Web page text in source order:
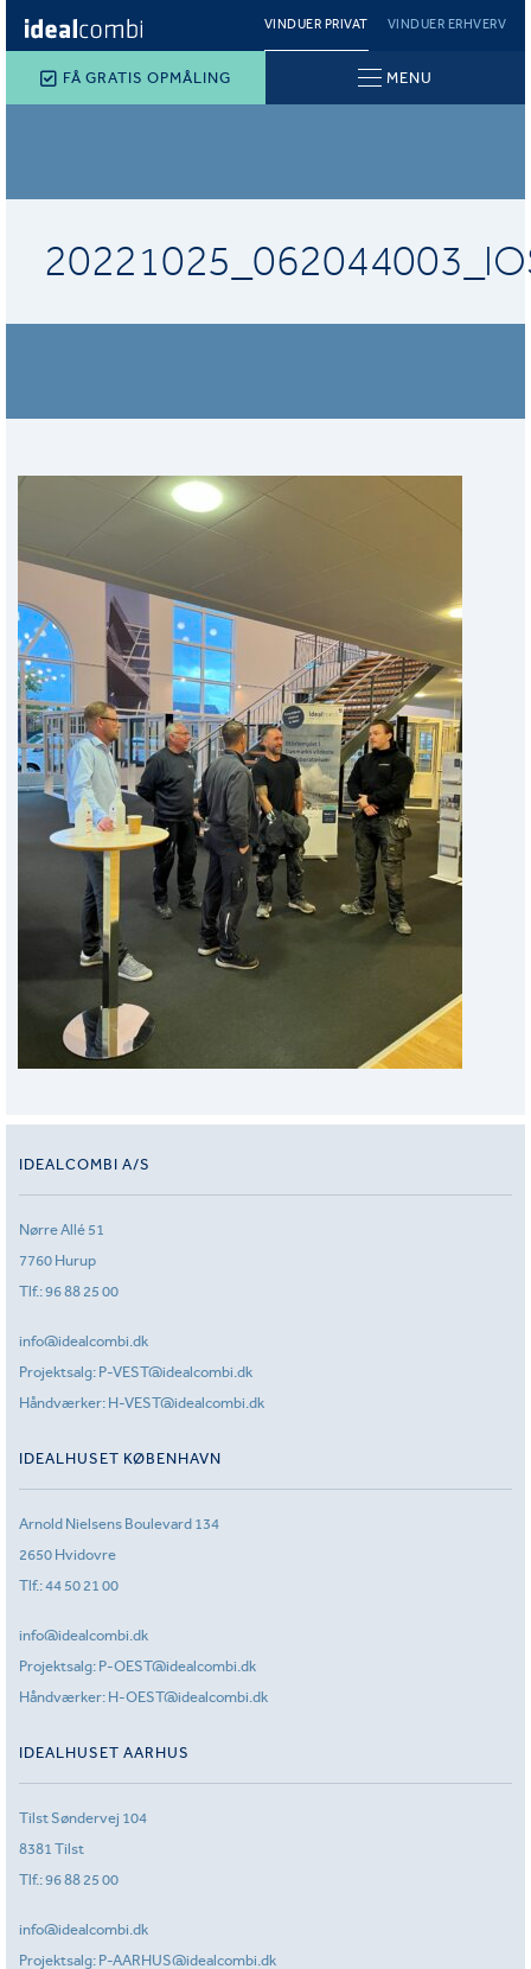
VINDUER PRIVAT VINDUER ERHVERV
FÅ GRATIS OPMÅLING MENU
IDEALCOMBI A/S
Nørre Allé 51
7760 Hurup
Tlf.:96 88 25 00
info@idealcombi.dk
Projektsalg: P-VEST@idealcombi.dk
Håndværker: H-VEST@idealcombi.dk
IDEALHUSET KØBENHAVN
Arnold Nielsens Boulevard 134
2650 Hvidovre
Tlf.:44 50 21 00
info@idealcombi.dk
Projektsalg: P-OEST@idealcombi.dk
Håndværker: H-OEST@idealcombi.dk
IDEALHUSET AARHUS
Tilst Søndervej 104
8381 Tilst
Tlf.:96 88 25 00
info@idealcombi.dk
Projektsalg: P-AARHUS@idealcombi.dk